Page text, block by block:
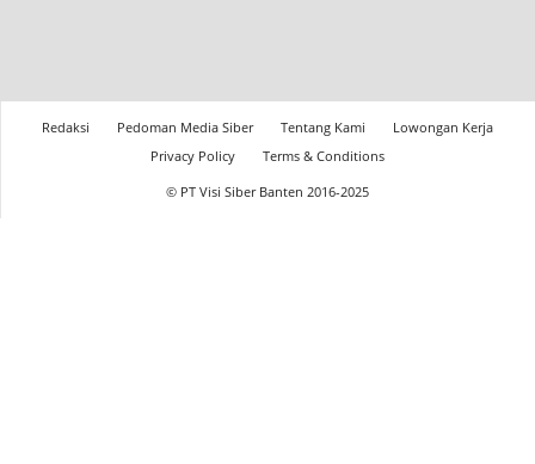
Redaksi Pedoman Media Siber Tentang Kami
Lowongan Kerja
Privacy Policy
Terms & Conditions
© PT Visi Siber Banten 2016-2025